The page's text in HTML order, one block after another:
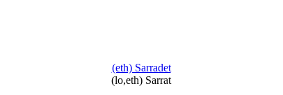
(eth) Sarradet
(lo,eth) Sarrat